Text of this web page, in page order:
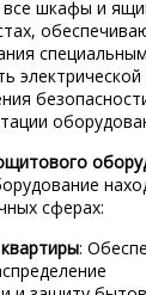
все шкафы и
электрической
сферах:
: